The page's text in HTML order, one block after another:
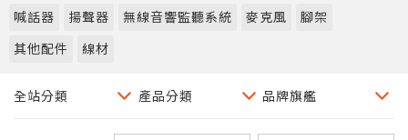
喊話器 揚聲器 無線音響監聽系統 麥克風 腳架
其他配件 線材